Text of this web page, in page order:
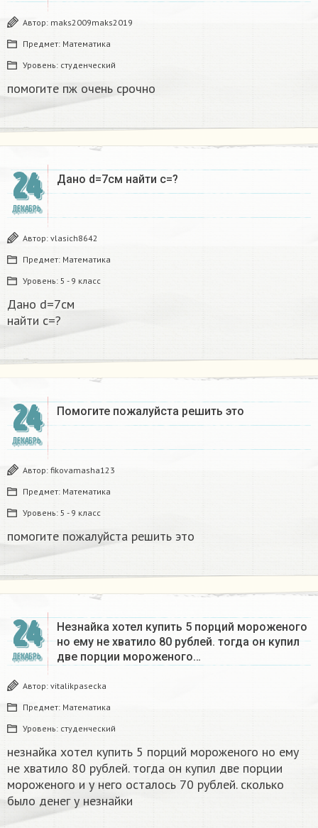
Автор: maks2009maks2019
Предмет: Математика
Уровень: студенческий
помогите пж очень срочно​
24
ДЕКАБРЬ
Дано d=7см найти с=?​
Автор: vlasich8642
Предмет: Математика
Уровень: 5 - 9 класс
Дано d=7см
найти с=?​
24
ДЕКАБРЬ
Помогите пожалуйста решить это
Автор: fikovamasha123
Предмет: Математика
Уровень: 5 - 9 класс
помогите пожалуйста решить это
24
ДЕКАБРЬ
Незнайка хотел купить 5 порций мороженого
но ему не хватило 80 рублей. тогда он купил
две порции мороженого…
Автор: vitalikpasecka
Предмет: Математика
Уровень: студенческий
незнайка хотел купить 5 порций мороженого но ему
не хватило 80 рублей. тогда он купил две порции
мороженого и у него осталось 70 рублей. сколько
было денег у незнайки